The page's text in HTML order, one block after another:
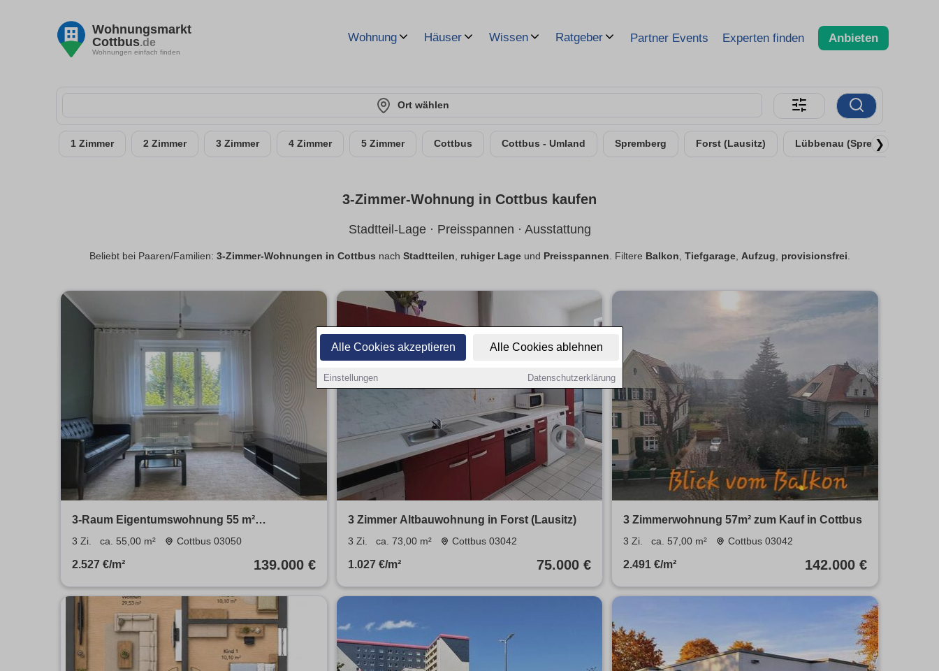
Alle Cookies akzeptieren Alle Cookies ablehnen
Einstellungen Datenschutzerklärung
Wohnungsmarkt
Cottbus.de
Wohnungen einfach finden
Wohnung Häuser Wissen Ratgeber Partner Events Experten finden Anbieten
Ort wählen
1 Zimmer 2 Zimmer 3 Zimmer 4 Zimmer 5 Zimmer Cottbus Cottbus - Umland Spremberg Forst (Lausitz) Lübbenau (Spreewald)
❯
3-Zimmer-Wohnung in Cottbus kaufen
Stadtteil-Lage · Preisspannen · Ausstattung
Beliebt bei Paaren/Familien: 3-Zimmer-Wohnungen in Cottbus nach Stadtteilen, ruhiger Lageund Preisspannen. Filtere Balkon, Tiefgarage, Aufzug, provisionsfrei.
3-Raum Eigentumswohnung 55 m²
Spremberger Vorstadt
3 Zi. ca. 55,00 m² Cottbus 03050
2.527 €/m² 139.000 €
3 Zimmer Altbauwohnung in Forst (Lausitz)
3 Zi. ca. 73,00 m² Cottbus 03042
1.027 €/m² 75.000 €
3 Zimmerwohnung 57m² zum Kauf in Cottbus
3 Zi. ca. 57,00 m² Cottbus 03042
2.491 €/m² 142.000 €